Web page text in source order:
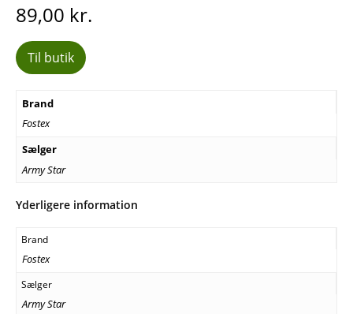
89,00 kr.
Til butik
Brand
Fostex
Sælger
Army Star
Yderligere information
Brand
Fostex
Sælger
Army Star